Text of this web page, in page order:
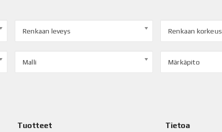
Renkaan leveys Renkaan korkeus
Malli Märkäpito
Tuotteet Tietoa